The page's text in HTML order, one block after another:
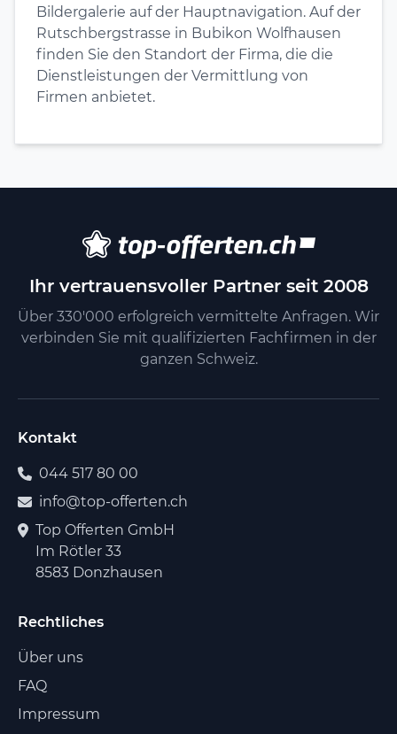
Bildergalerie auf der Hauptnavigation. Auf der
Rutschbergstrasse in Bubikon Wolfhausen
finden Sie den Standort der Firma, die die
Dienstleistungen der Vermittlung von
Firmen anbietet.
Ihr vertrauensvoller Partner seit 2008
Über 330'000 erfolgreich vermittelte Anfragen. Wir
verbinden Sie mit qualifizierten Fachfirmen in der
ganzen Schweiz.
Kontakt
044 517 80 00
info@top-offerten.ch
Top Offerten GmbH
Im Rötler 33
8583 Donzhausen
Rechtliches
Über uns
FAQ
Impressum